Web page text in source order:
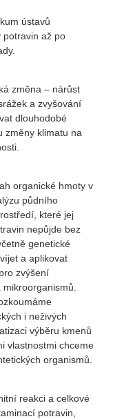
ústavů
potravin až po
změna – nárůst
a zvyšování
dlouhodobé
změny klimatu na
organické hmoty v
půdního
které jej
nepůjde bez
genetické
a aplikovat
zvýšení
i neživých
výběru kmenů
vlastnostmi chceme
organismů.
reakci a celkové
potravin,